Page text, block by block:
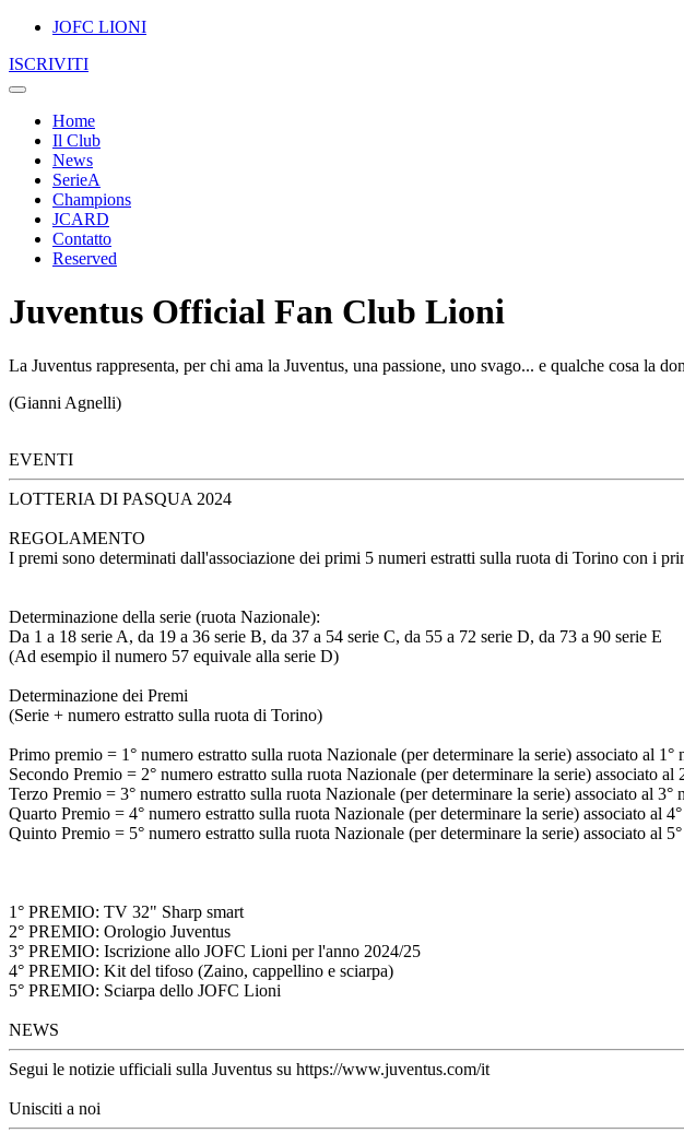
JOFC LIONI
ISCRIVITI
Home
Il Club
News
SerieA
Champions
JCARD
Contatto
Reserved
Juventus Official Fan Club Lioni
La Juventus rappresenta, per chi ama la Juventus, una passione, uno svago... e qualche cosa la
(Gianni Agnelli)
EVENTI
LOTTERIA DI PASQUA 2024
REGOLAMENTO
I premi sono determinati dall'associazione dei primi 5 numeri estratti sulla ruota di Torino con i
Determinazione della serie (ruota Nazionale):
Da 1 a 18 serie A, da 19 a 36 serie B, da 37 a 54 serie C, da 55 a 72 serie D, da 73 a 90 serie E
(Ad esempio il numero 57 equivale alla serie D)
Determinazione dei Premi
(Serie + numero estratto sulla ruota di Torino)
Primo premio = 1° numero estratto sulla ruota Nazionale (per determinare la serie) associato al
Secondo Premio = 2° numero estratto sulla ruota Nazionale (per determinare la serie) associato
Terzo Premio = 3° numero estratto sulla ruota Nazionale (per determinare la serie) associato al
Quarto Premio = 4° numero estratto sulla ruota Nazionale (per determinare la serie) associato al
Quinto Premio = 5° numero estratto sulla ruota Nazionale (per determinare la serie) associato al
1° PREMIO: TV 32" Sharp smart
2° PREMIO: Orologio Juventus
3° PREMIO: Iscrizione allo JOFC Lioni per l'anno 2024/25
4° PREMIO: Kit del tifoso (Zaino, cappellino e sciarpa)
5° PREMIO: Sciarpa dello JOFC Lioni
NEWS
Segui le notizie ufficiali sulla Juventus su https://www.juventus.com/it
Unisciti a noi